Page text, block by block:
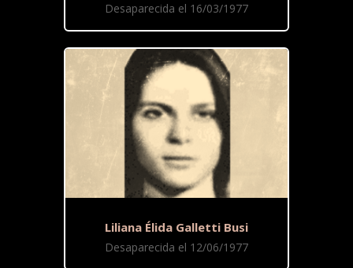
Desaparecida el 16/03/1977
Liliana Élida Galletti Busi
Desaparecida el 12/06/1977